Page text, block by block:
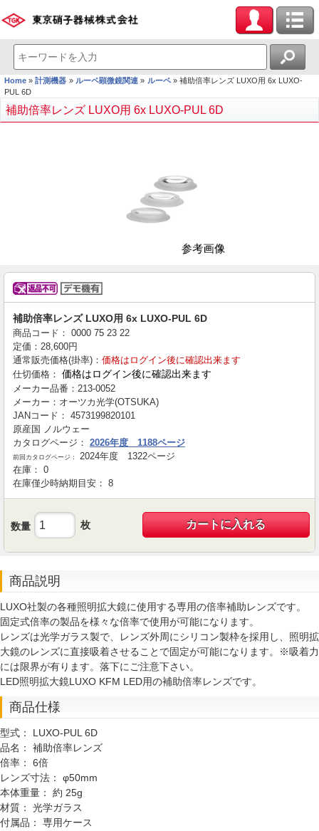
Home 計測機器 ルーペ顕微鏡関連 ルーペ
補助倍率レンズ LUXO用 6x LUXO-
PUL 6D
補助倍率レンズ LUXO用 6x LUXO-PUL 6D
補助倍率レンズ LUXO用 6x LUXO-PUL 6D
商品コード： 0000 75 23 22
定価： 28,600円
通常販売価格(掛率)： 価格はログイン後に確認出来ます
仕切価格： 価格はログイン後に確認出来ます
メーカー品番： 213-0052
メーカー： オーツカ光学(OTSUKA)
JANコード： 4573199820101
原産国 ノルウェー
カタログページ： 2026年度 1188ページ
前回カタログページ：
2024年度 1322ページ
在庫： 0
在庫僅少時納期目安： 8
数量 枚 カートに入れる
商品説明
LUXO社製の各種照明拡大鏡に使用する専用の倍率補助レンズです。
固定式倍率の製品を様々な倍率で使用が可能になります。
レンズは光学ガラス製で、レンズ外周にシリコン製枠を採用し、照明拡
大鏡のレンズに直接吸着させることで固定が可能になります。※吸着力
には限界が有ります。落下にご注意下さい。
LED照明拡大鏡LUXO KFM LED用の補助倍率レンズです。
商品仕様
型式： LUXO-PUL 6D
品名： 補助倍率レンズ
倍率： 6倍
レンズ寸法： φ50mm
本体重量： 約 25g
材質： 光学ガラス
付属品： 専用ケース